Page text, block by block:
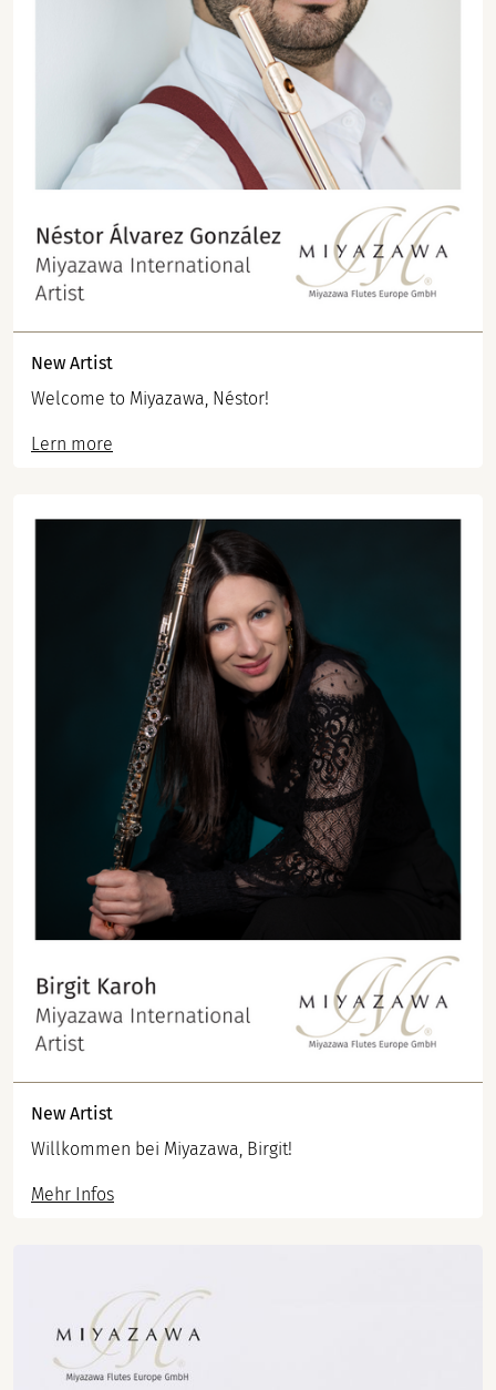
New Artist
Welcome to Miyazawa, Néstor!
Lern more
New Artist
Willkommen bei Miyazawa, Birgit!
Mehr Infos